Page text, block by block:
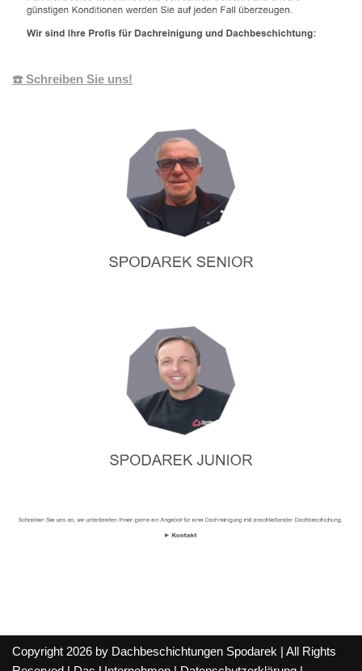
☎️ Schreiben Sie uns!
Copyright 2026 by Dachbeschichtungen Spodarek | All Rights